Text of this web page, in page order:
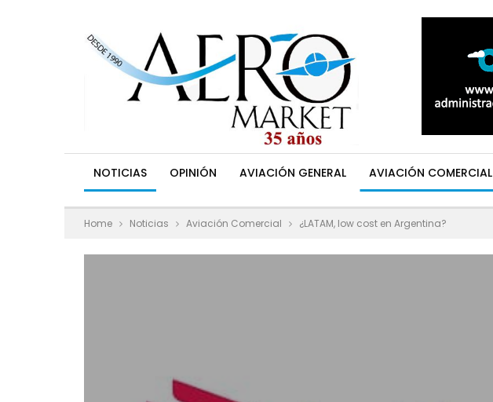
NOTICIAS OPINIÓN AVIACIÓN GENERAL AVIACIÓN COMERCIAL
Home Noticias Aviación Comercial ¿LATAM, low cost en Argentina?